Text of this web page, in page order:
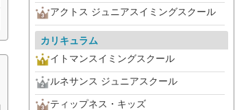
アクトス ジュニアスイミングスクール
カリキュラム
イトマンスイミングスクール
ルネサンス ジュニアスクール
ティップネス・キッズ